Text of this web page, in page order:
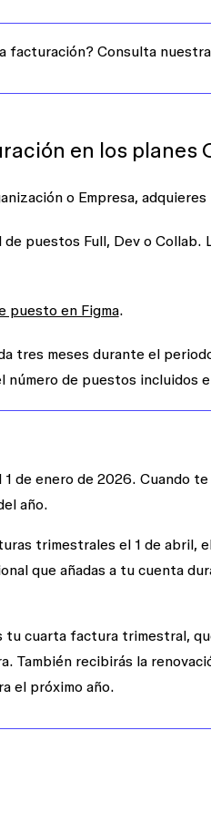
facturación? Consulta nuestra
en los planes
o Empresa,
puestos Full, Dev o
puesto en Figma.
tres meses durante el
número de puestos incluidos
de enero de 2026. Cuando
año.
trimestrales el 1 de abril,
que añadas a tu cuenta
tu cuarta factura trimestral,
También recibirás la
el próximo año.